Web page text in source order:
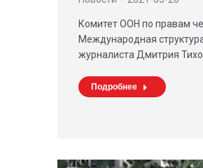
Комитет ООН по правам
Международная
журналиста Дмитрия
Подробнее